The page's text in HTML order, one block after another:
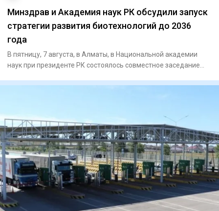
Минздрав и Академия наук РК обсудили запуск
стратегии развития биотехнологий до 2036
года
В пятницу, 7 августа, в Алматы, в Национальной академии
наук при президенте РК состоялось совместное заседание